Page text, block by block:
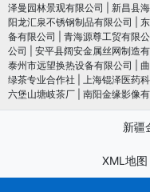
泽曼园林景观有限公司
新昌县
阳龙汇泉不锈钢制品有限公司
备有限公司
青海源尊工贸有限
公司
安平县阔安金属丝网制造
泰州市远望换热设备有限公司
绿茶专业合作社
上海锟泽医药
六堡山塘岐茶厂
南阳金缘影像
新疆
XML地图